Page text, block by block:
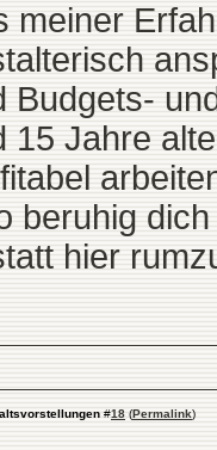
meiner
Budgets-
15 Jahre
beruhig
hier
#18 (Permalink)